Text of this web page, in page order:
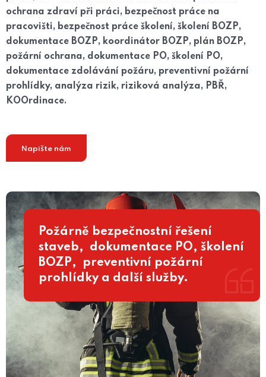
ochrana zdraví při práci, bezpečnost práce na
pracovišti, bezpečnost práce školení, školení BOZP,
dokumentace BOZP, koordinátor BOZP, plán BOZP,
požární ochrana, dokumentace PO, školení PO,
dokumentace zdolávání požáru, preventivní požární
prohlídky, analýza rizik, riziková analýza, PBŘ,
KOOrdinace.
Napište nám
Požárně bezpečnostní řešení
staveb, dokumentace PO, školení
BOZP, preventivní požární
prohlídky a další služby.